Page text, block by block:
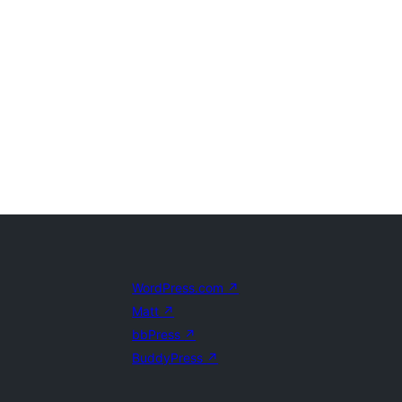
WordPress.com ↗
Matt ↗
bbPress ↗
BuddyPress ↗